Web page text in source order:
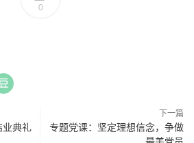
0
业典礼
下一篇
专题党课：坚定理想信念，争做